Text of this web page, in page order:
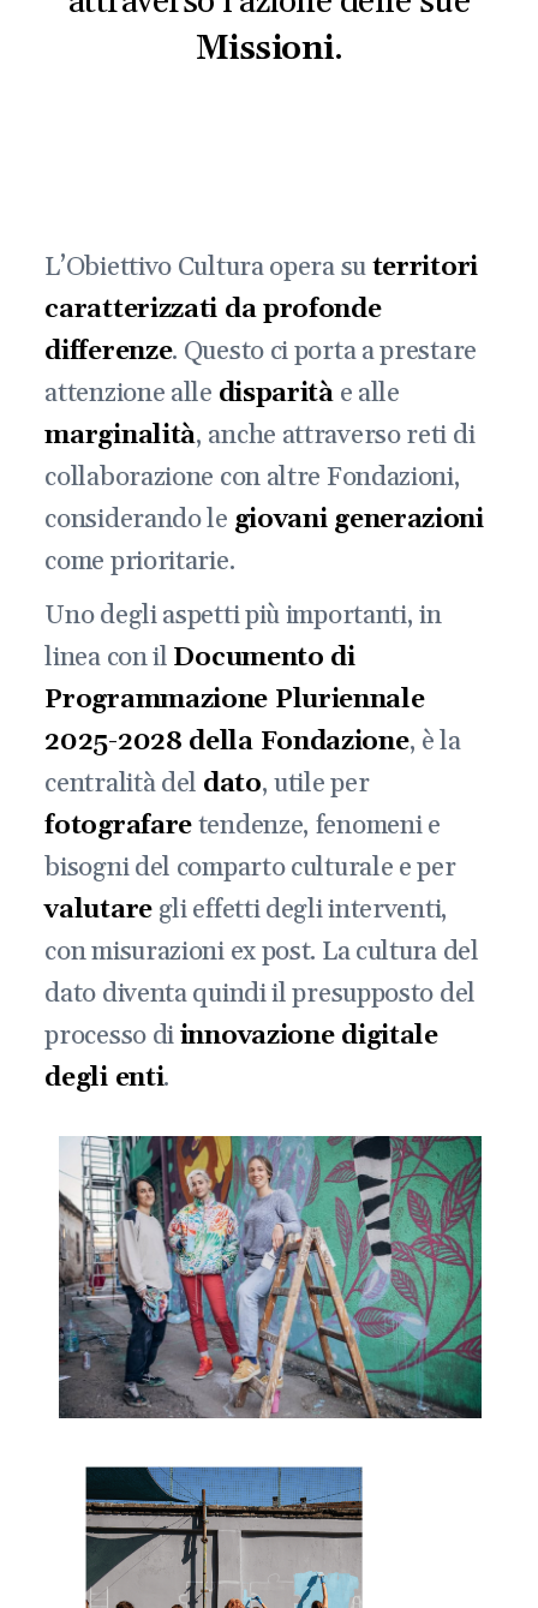
Missioni.
L’Obiettivo Cultura opera suterritori
caratterizzati da profonde
differenze. Questo ci porta a prestare
attenzione alle disparitàe alle
marginalità, anche attraverso reti di
collaborazione con altre Fondazioni,
considerando le giovani generazioni
come prioritarie.
Uno degli aspetti più importanti, in
linea con il Documento di
Programmazione Pluriennale
2025-2028 della Fondazione, è la
centralità del dato, utile per
fotografaretendenze, fenomeni e
bisogni del comparto culturale e per
valutaregli effetti degli interventi,
con misurazioni ex post. La cultura del
dato diventa quindi il presupposto del
processo diinnovazione digitale
degli enti.